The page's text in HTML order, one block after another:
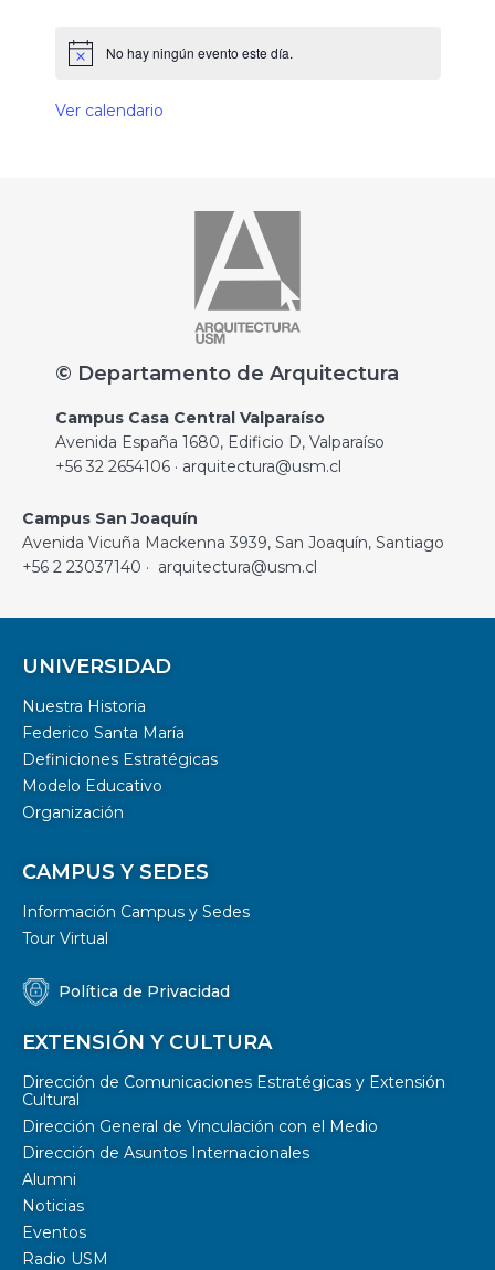
No hay ningún evento este día.
Ver calendario
© Departamento de Arquitectura
Campus Casa Central Valparaíso
Avenida España 1680, Edificio D, Valparaíso
+56 32 2654106 · arquitectura@usm.cl
Campus San Joaquín
Avenida Vicuña Mackenna 3939, San Joaquín, Santiago
+56 2 23037140 · arquitectura@usm.cl
UNIVERSIDAD
Nuestra Historia
Federico Santa María
Definiciones Estratégicas
Modelo Educativo
Organización
CAMPUS Y SEDES
Información Campus y Sedes
Tour Virtual
Política de Privacidad
EXTENSIÓN Y CULTURA
Dirección de Comunicaciones Estratégicas y Extensión
Cultural
Dirección General de Vinculación con el Medio
Dirección de Asuntos Internacionales
Alumni
Noticias
Eventos
Radio USM